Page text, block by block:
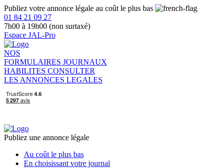
Publiez votre annonce légale au coût le plus bas
01 84 21 09 27
7h00 à 19h00 (non surtaxé)
Espace JAL-Pro
NOS
FORMULAIRES JOURNAUX
HABILITES CONSULTER
LES ANNONCES LEGALES
Publiez une annonce légale
Au coût le plus bas
En choisissant votre journal